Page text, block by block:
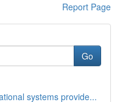
Report Page
Go
systems provide...